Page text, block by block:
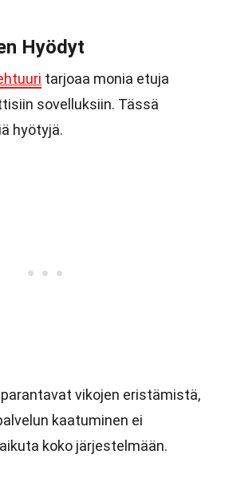
Hyödyt
tarjoaa monia etuja
sovelluksiin. Tässä
hyötyjä.
vikojen eristämistä,
kaatuminen ei
koko järjestelmään.